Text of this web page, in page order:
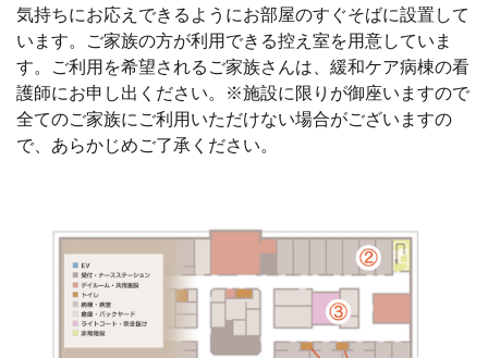
気持ちにお応えできるようにお部屋のすぐそばに設置して
います。ご家族の方が利用できる控え室を用意していま
す。ご利用を希望されるご家族さんは、緩和ケア病棟の看
護師にお申し出ください。※施設に限りが御座いますので
全てのご家族にご利用いただけない場合がございますの
で、あらかじめご了承ください。